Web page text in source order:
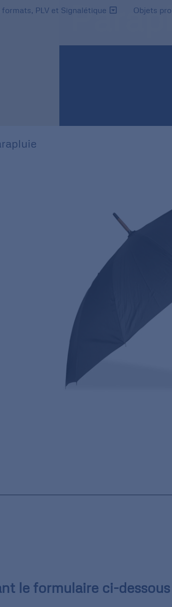
formats, PLV et Signalétique Objets
le formulaire ci-